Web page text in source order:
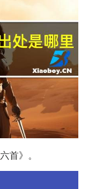
六首》。